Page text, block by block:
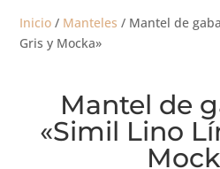
Inicio / Manteles / Mantel de
Gris y Mocka»
Mantel de
«Simil Lino